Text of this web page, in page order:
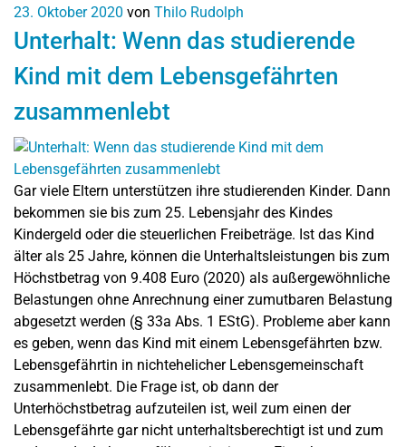
23. Oktober 2020 von Thilo Rudolph
Unterhalt: Wenn das studierende
Kind mit dem Lebensgefährten
zusammenlebt
Gar viele Eltern unterstützen ihre studierenden Kinder. Dann
bekommen sie bis zum 25. Lebensjahr des Kindes
Kindergeld oder die steuerlichen Freibeträge. Ist das Kind
älter als 25 Jahre, können die Unterhaltsleistungen bis zum
Höchstbetrag von 9.408 Euro (2020) als außergewöhnliche
Belastungen ohne Anrechnung einer zumutbaren Belastung
abgesetzt werden (§ 33a Abs. 1 EStG). Probleme aber kann
es geben, wenn das Kind mit einem Lebensgefährten bzw.
Lebensgefährtin in nichtehelicher Lebensgemeinschaft
zusammenlebt. Die Frage ist, ob dann der
Unterhöchstbetrag aufzuteilen ist, weil zum einen der
Lebensgefährte gar nicht unterhaltsberechtigt ist und zum